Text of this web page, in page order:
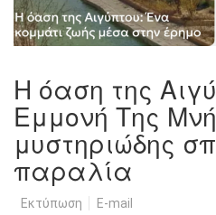
Η όαση της
Εμμονή Της
μυστηριώδης
παραλία
Εκτύπωση E-mail